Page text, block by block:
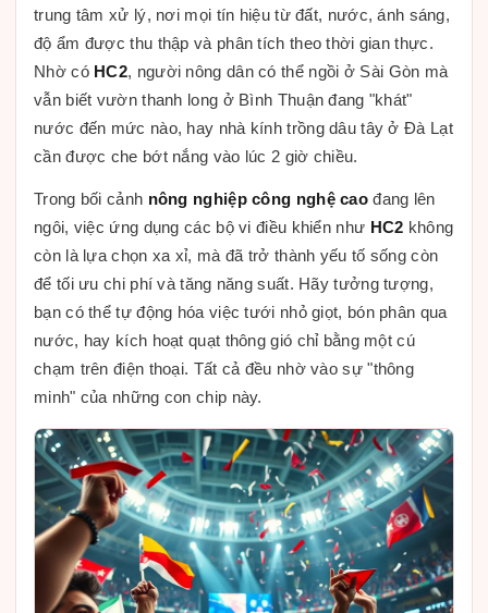
trung tâm xử lý, nơi mọi tín hiệu từ đất, nước, ánh sáng,
độ ẩm được thu thập và phân tích theo thời gian thực.
Nhờ có HC2, người nông dân có thể ngồi ở Sài Gòn mà
vẫn biết vườn thanh long ở Bình Thuận đang "khát"
nước đến mức nào, hay nhà kính trồng dâu tây ở Đà Lạt
cần được che bớt nắng vào lúc 2 giờ chiều.
Trong bối cảnh nông nghiệp công nghệ cao đang lên
ngôi, việc ứng dụng các bộ vi điều khiển như HC2 không
còn là lựa chọn xa xỉ, mà đã trở thành yếu tố sống còn
để tối ưu chi phí và tăng năng suất. Hãy tưởng tượng,
bạn có thể tự động hóa việc tưới nhỏ giọt, bón phân qua
nước, hay kích hoạt quạt thông gió chỉ bằng một cú
chạm trên điện thoại. Tất cả đều nhờ vào sự "thông
minh" của những con chip này.